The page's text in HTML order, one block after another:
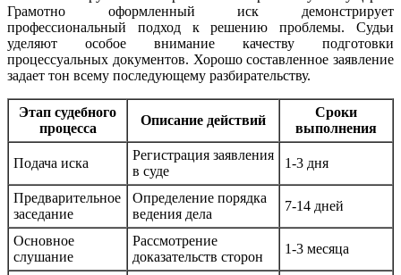
Грамотно оформленный иск демонстрирует
профессиональный подход к решению проблемы. Судьи
уделяют особое внимание качеству подготовки
процессуальных документов. Хорошо составленное заявление
задает тон всему последующему разбирательству.
Этап судебного
процесса
Описание действий
Сроки
выполнения
Подача иска
Регистрация заявления
в суде
1-3 дня
Предварительное
заседание
Определение порядка
ведения дела
7-14 дней
Основное
слушание
Рассмотрение
доказательств сторон
1-3 месяца